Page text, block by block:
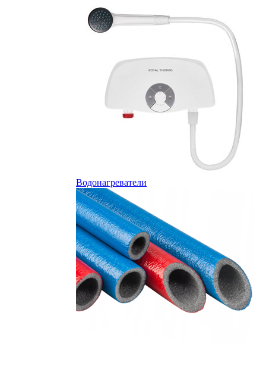
Водонагреватели